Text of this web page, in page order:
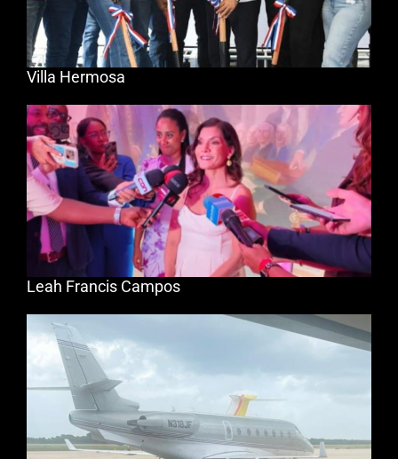
Villa Hermosa
Leah Francis Campos